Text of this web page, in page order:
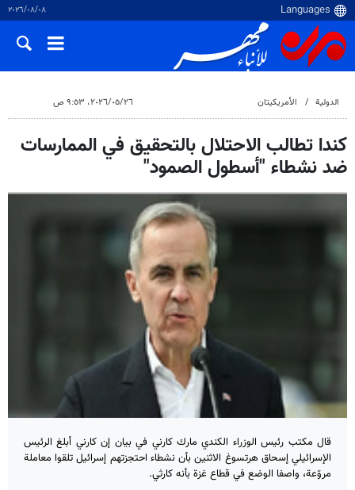
٠٨‏/٠٨‏/٢٠٢٦
الدولية الأمريكيتان ٢٦‏/٠٥‏/٢٠٢٦، ٩:٥٣ ص
كندا تطالب الاحتلال بالتحقيق في الممارسات
ضد نشطاء "أسطول الصمود"
قال مكتب رئيس الوزراء الكندي مارك كارني في بيان إن كارني أبلغ الرئيس
الإسرائيلي إسحاق هرتسوغ الاثنين بأن نشطاء احتجزتهم إسرائيل تلقوا معاملة
مروّعة، ‌واصفا الوضع في قطاع غزة بأنه كارثي.